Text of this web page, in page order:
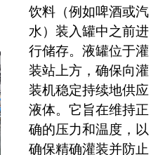
饮料（例如啤酒或汽
水）装入罐中之前进
行储存。液罐位于灌
装站上方，确保向灌
装机稳定持续地供应
液体。它旨在维持正
确的压力和温度，以
确保精确灌装并防止